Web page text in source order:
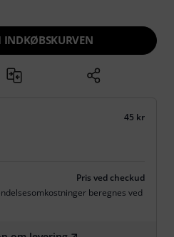
INDKØBSKURVEN
45 kr
Pris ved checkud
beregnes ved